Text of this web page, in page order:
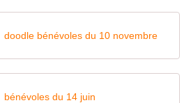
doodle bénévoles du 10 novembre
bénévoles du 14 juin